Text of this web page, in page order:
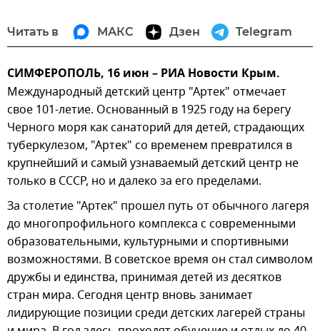
Читать в МАКС Дзен Telegram
СИМФЕРОПОЛЬ, 16 июн – РИА Новости Крым.
Международный детский центр "Артек" отмечает
свое 101-летие. Основанный в 1925 году на берегу
Черного моря как санаторий для детей, страдающих
туберкулезом, "Артек" со временем превратился в
крупнейший и самый узнаваемый детский центр не
только в СССР, но и далеко за его пределами.
За столетие "Артек" прошел путь от обычного лагеря
до многопрофильного комплекса с современными
образовательными, культурными и спортивными
возможностями. В советское время он стал символом
дружбы и единства, принимая детей из десятков
стран мира. Сегодня центр вновь занимает
лидирующие позиции среди детских лагерей страны